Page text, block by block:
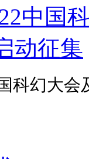
中国
动征集
科幻大